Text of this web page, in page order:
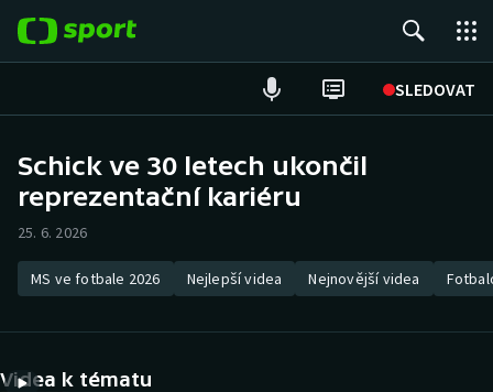
SLEDOVAT
ME v plavání
Hokej
Schick ve 30 letech ukončil
reprezentační kariéru
25. 6. 2026
MS ve fotbale 2026 Nejlepší videa Nejnovější videa
Videa k tématu